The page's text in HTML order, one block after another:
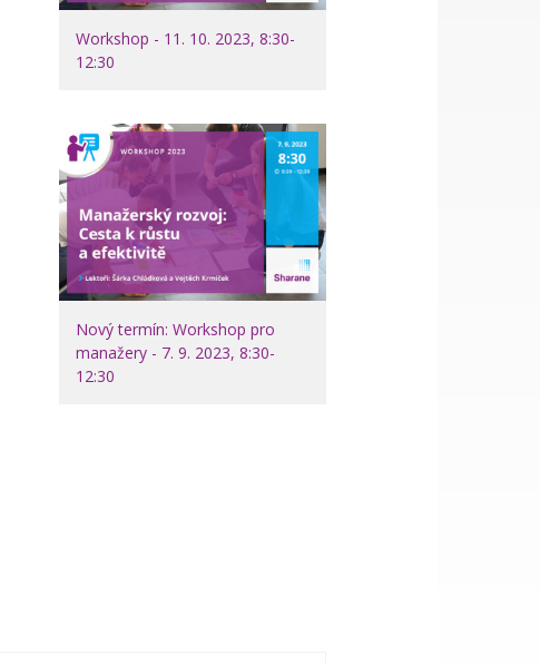
Workshop - 11. 10. 2023, 8:30-
12:30
Nový termín: Workshop pro
manažery - 7. 9. 2023, 8:30-
12:30